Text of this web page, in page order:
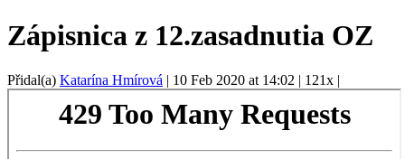
Zápisnica z 12.zasadnutia OZ
Přidal(a) Katarína Hmírová | 10 Feb 2020 at 14:02 | 121x |